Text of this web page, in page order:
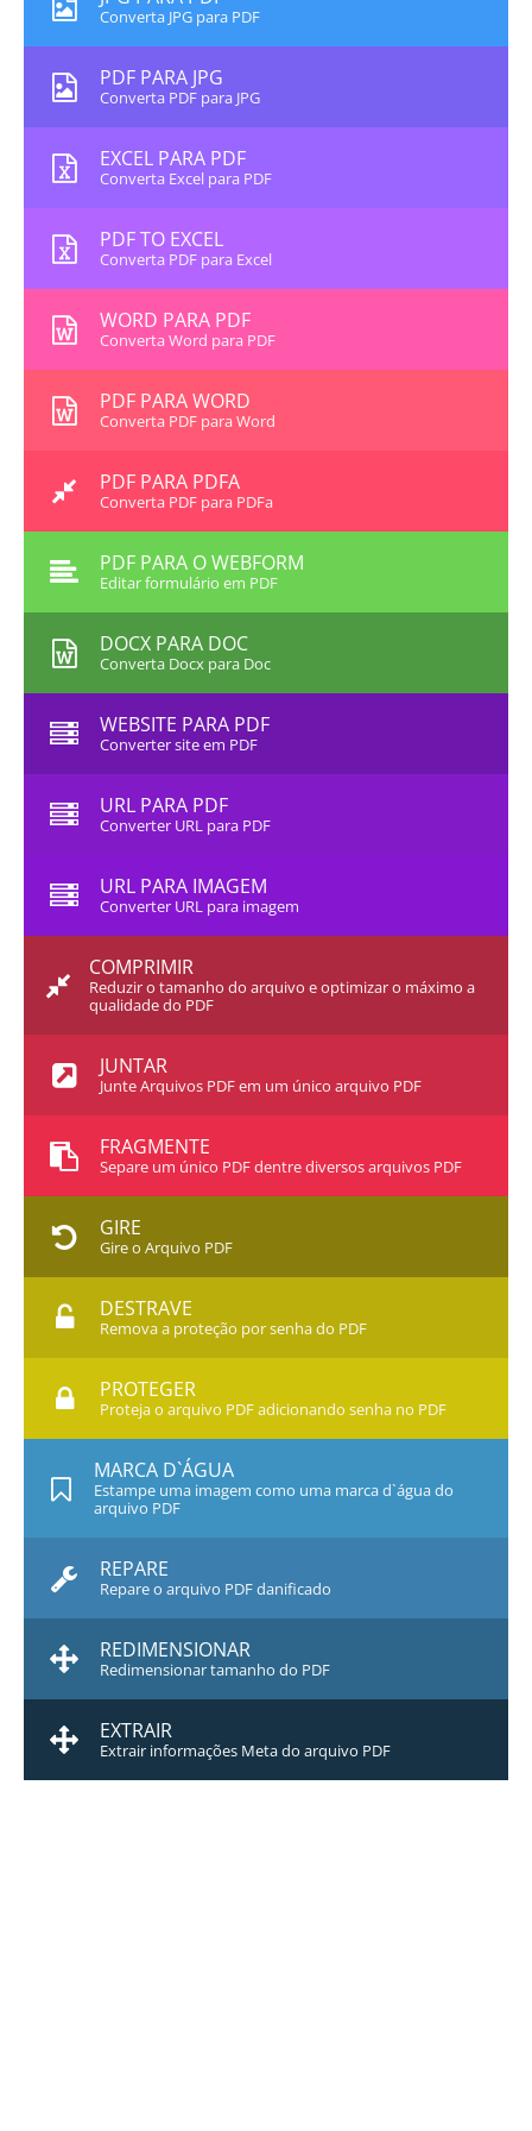
Converta JPG para PDF
PDF PARA JPG
Converta PDF para JPG
EXCEL PARA PDF
Converta Excel para PDF
PDF TO EXCEL
Converta PDF para Excel
WORD PARA PDF
Converta Word para PDF
PDF PARA WORD
Converta PDF para Word
PDF PARA PDFA
Converta PDF para PDFa
PDF PARA O WEBFORM
Editar formulário em PDF
DOCX PARA DOC
Converta Docx para Doc
WEBSITE PARA PDF
Converter site em PDF
URL PARA PDF
Converter URL para PDF
URL PARA IMAGEM
Converter URL para imagem
COMPRIMIR
Reduzir o tamanho do arquivo e optimizar o máximo a
qualidade do PDF
JUNTAR
Junte Arquivos PDF em um único arquivo PDF
FRAGMENTE
Separe um único PDF dentre diversos arquivos PDF
GIRE
Gire o Arquivo PDF
DESTRAVE
Remova a proteção por senha do PDF
PROTEGER
Proteja o arquivo PDF adicionando senha no PDF
MARCA D`ÁGUA
Estampe uma imagem como uma marca d`água do
arquivo PDF
REPARE
Repare o arquivo PDF danificado
REDIMENSIONAR
Redimensionar tamanho do PDF
EXTRAIR
Extrair informações Meta do arquivo PDF